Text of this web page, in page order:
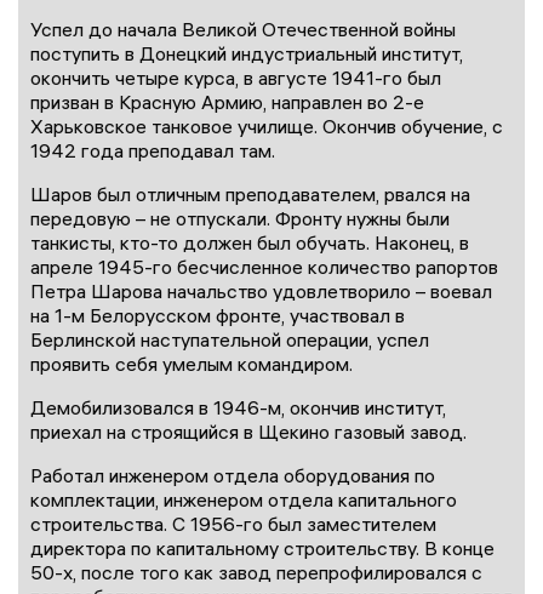
Успел до начала Великой Отечественной войны
поступить в Донецкий индустриальный институт,
окончить четыре курса, в августе 1941-го был
призван в Красную Армию, направлен во 2-е
Харьковское танковое училище. Окончив обучение, с
1942 года преподавал там.
Шаров был отличным преподавателем, рвался на
передовую – не отпускали. Фронту нужны были
танкисты, кто-то должен был обучать. Наконец, в
апреле 1945-го бесчисленное количество рапортов
Петра Шарова начальство удовлетворило – воевал
на 1-м Белорусском фронте, участвовал в
Берлинской наступательной операции, успел
проявить себя умелым командиром.
Демобилизовался в 1946-м, окончив институт,
приехал на строящийся в Щекино газовый завод.
Работал инженером отдела оборудования по
комплектации, инженером отдела капитального
строительства. С 1956-го был заместителем
директора по капитальному строительству. В конце
50-х, после того как завод перепрофилировался с